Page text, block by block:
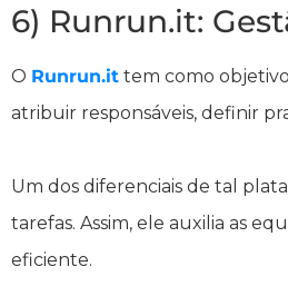
6) Runrun.it:
O Runrun.it tem como
atribuir responsáveis, definir
Um dos diferenciais de tal
tarefas. Assim, ele auxilia as
eficiente.